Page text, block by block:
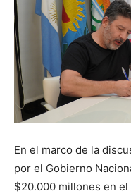
En el marco de la
por el Gobierno
$20.000 millones en